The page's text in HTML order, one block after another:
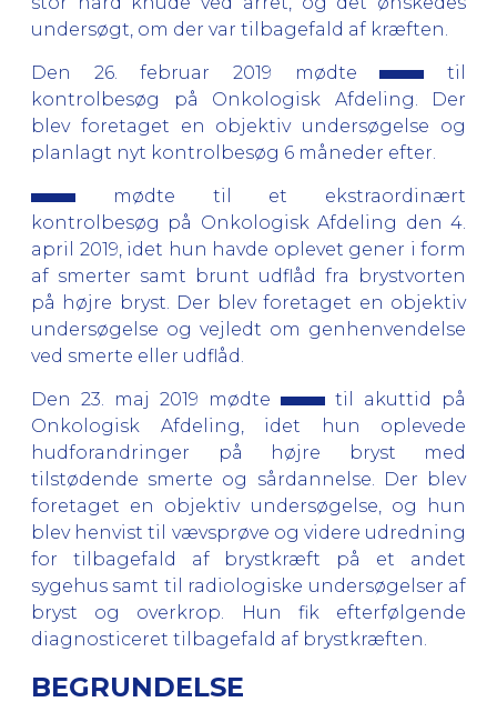
undersøgt, om der var tilbagefald af kræften.
Den 26. februar 2019 mødte
til
kontrolbesøg på Onkologisk Afdeling. Der
blev foretaget en objektiv undersøgelse og
planlagt nyt kontrolbesøg 6 måneder efter.
mødte til et ekstraordinært
kontrolbesøg på Onkologisk Afdeling den 4.
april 2019, idet hun havde oplevet gener i form
af smerter samt brunt udflåd fra brystvorten
på højre bryst.
Der blev foretaget en objektiv
undersøgelse og vejledt om genhenvendelse
ved smerte eller udflåd.
Den 23. maj 2019 mødte
til akuttid på
Onkologisk Afdeling, idet hun oplevede
hudforandringer på højre bryst med
tilstødende smerte og sårdannelse. Der blev
foretaget en objektiv undersøgelse, og hun
blev henvist til vævsprøve og videre udredning
for tilbagefald af brystkræft på et andet
sygehus samt til radiologiske undersøgelser af
bryst og overkrop.
Hun fik efterfølgende
diagnosticeret tilbagefald af brystkræften.
BEGRUNDELSE